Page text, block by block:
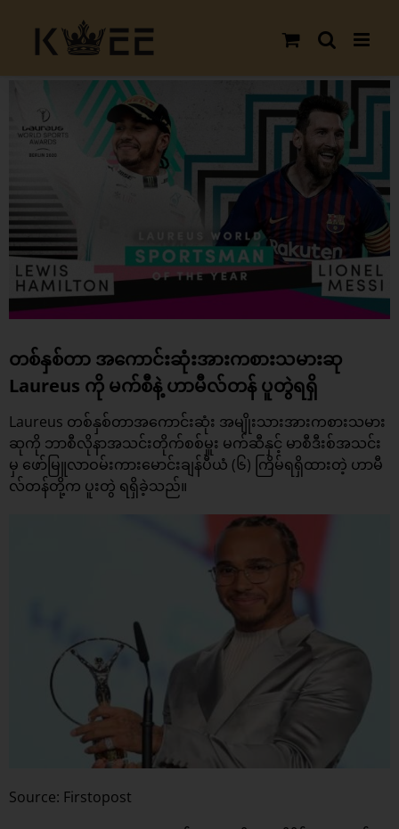
content
Larger
Image
တစ်နှစ်တာ အကောင်းဆုံးအားကစားသမားဆု
Laureus ကို မက်စီနဲ့ ဟာမီလ်တန် ပူတွဲရရှိ
Laureus တစ်နှစ်တာအကောင်းဆုံး အမျိုးသားအားကစားသမား
ဆုကို ဘာစီလိုနာအသင်းတိုက်စစ်မှူး မက်ဆီနှင့် မာစီဒီးစ်အသင်း
မှ ဖော်မြူလာဝမ်းကားမောင်းချန်ပီယံ (၆) ကြိမ်ရရှိထားတဲ့ ဟာမီ
လ်တန်တို့က ပူးတွဲ ရရှိခဲ့သည်။
Source: Firstopost